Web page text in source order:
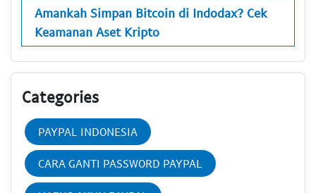
Amankah Simpan Bitcoin di Indodax? Cek
Keamanan Aset Kripto
Categories
PAYPAL INDONESIA
CARA GANTI PASSWORD PAYPAL